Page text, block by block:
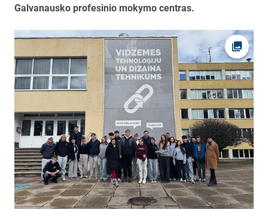
Galvanausko profesinio mokymo centras.
Ava